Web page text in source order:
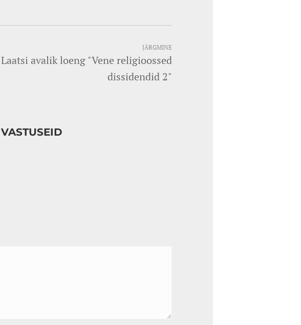
JÄRGMINE
avalik loeng "Vene religioossed
dissidendid 2"